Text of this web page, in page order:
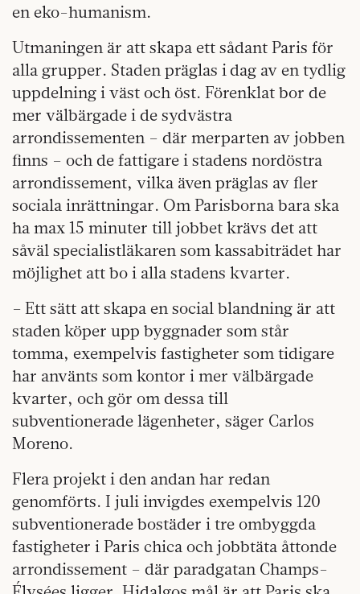
en eko-humanism.
Utmaningen är att skapa ett sådant Paris för
alla grupper. Staden präglas i dag av en tydlig
uppdelning i väst och öst. Förenklat bor de
mer välbärgade i de sydvästra
arrondissementen – där merparten av jobben
finns – och de fattigare i stadens nordöstra
arrondissement, vilka även präglas av fler
sociala inrättningar. Om Parisborna bara ska
ha max 15 minuter till jobbet krävs det att
såväl specialistläkaren som kassabiträdet har
möjlighet att bo i alla stadens kvarter.
– Ett sätt att skapa en social blandning är att
staden köper upp byggnader som står
tomma, exempelvis fastigheter som tidigare
har använts som kontor i mer välbärgade
kvarter, och gör om dessa till
subventionerade lägenheter, säger Carlos
Moreno.
Flera projekt i den andan har redan
genomförts. I juli invigdes exempelvis 120
subventionerade bostäder i tre ombyggda
fastigheter i Paris chica och jobbtäta åttonde
arrondissement – där paradgatan Champs-